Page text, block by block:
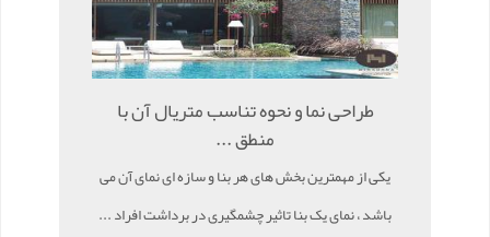
طراحی نما و نحوه تناسب متریال آن با
منطق ...
یکی از مهمترین بخش های هر بنا و سازه ای نمای آن می
باشد ، نمای یک بنا تاثیر چشمگیری در برداشت افراد ...